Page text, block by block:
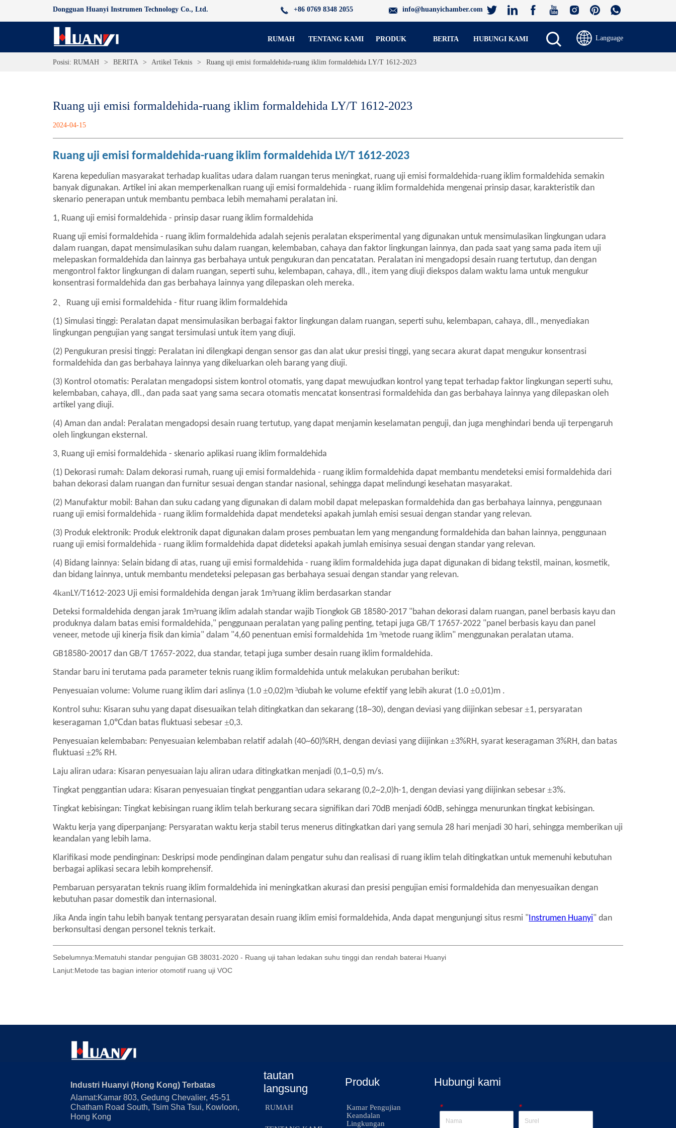
Dongguan Huanyi Instrumen Technology Co., Ltd. +86 0769 8348 2055 info@huanyichamber.com
RUMAH TENTANG KAMI PRODUK BERITA HUBUNGI KAMI Language
Posisi: RUMAH > BERITA > Artikel Teknis > Ruang uji emisi formaldehida-ruang iklim formaldehida LY/T 1612-2023
Ruang uji emisi formaldehida-ruang iklim formaldehida LY/T 1612-2023
2024-04-15
Sebelumnya:Mematuhi standar pengujian GB 38031-2020 - Ruang uji tahan ledakan suhu tinggi dan rendah baterai Huanyi
Lanjut:Metode tas bagian interior otomotif ruang uji VOC
Industri Huanyi (Hong Kong) Terbatas
Alamat:Kamar 803, Gedung Chevalier, 45-51
Chatham Road South, Tsim Sha Tsui, Kowloon,
Hong Kong
tautan
langsung
RUMAH
Produk
Kamar Pengujian
Keandalan
Lingkungan
Hubungi kami
* *